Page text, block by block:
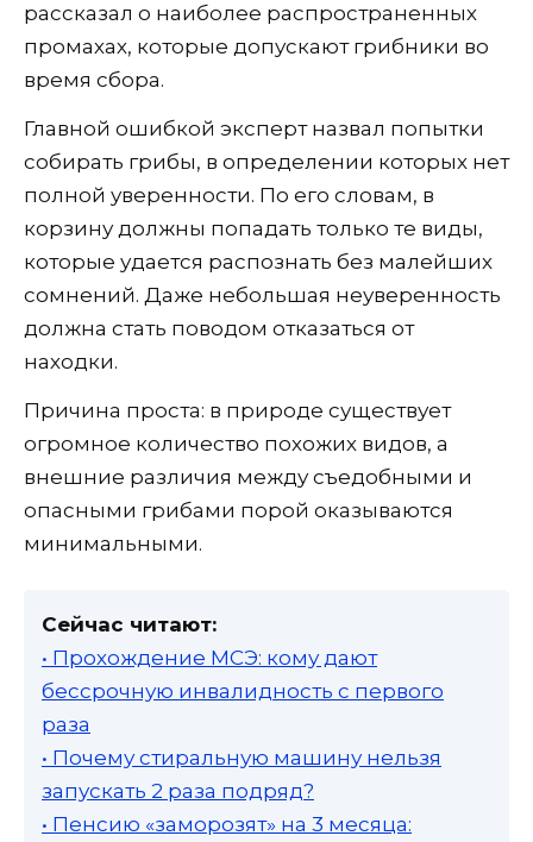
рассказал о наиболее распространенных
промахах, которые допускают грибники во
время сбора.
Главной ошибкой эксперт назвал попытки
собирать грибы, в определении которых нет
полной уверенности. По его словам, в
корзину должны попадать только те виды,
которые удается распознать без малейших
сомнений. Даже небольшая неуверенность
должна стать поводом отказаться от
находки.
Причина проста: в природе существует
огромное количество похожих видов, а
внешние различия между съедобными и
опасными грибами порой оказываются
минимальными.
Сейчас читают:
• Прохождение МСЭ: кому дают
бессрочную инвалидность с первого
раза
• Почему стиральную машину нельзя
запускать 2 раза подряд?
• Пенсию «заморозят» на 3 месяца: